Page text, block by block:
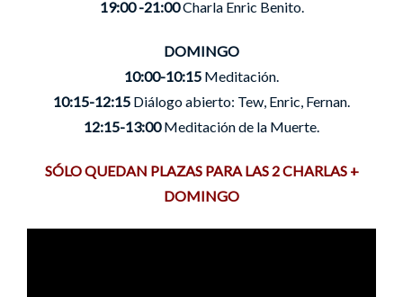
19:00 -21:00Charla Enric Benito.
DOMINGO
10:00-10:15 Meditación.
10:15-12:15 Diálogo abierto: Tew, Enric, Fernan.
12:15-13:00Meditación de la Muerte.
SÓLO QUEDAN PLAZAS PARA LAS 2 CHARLAS +
DOMINGO